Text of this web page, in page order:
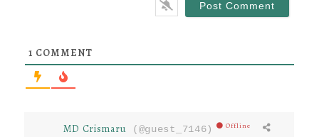
1 COMMENT
MD Crismaru (@guest_7146) Offline